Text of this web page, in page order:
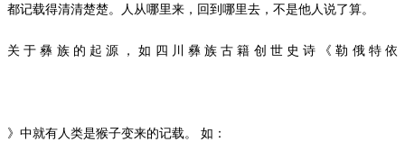
都记载得清清楚楚。人从哪里来，回到哪里去，不是他人说了算。
关于彝族的起源，如四川彝族古籍创世史诗《勒俄特依
》中就有人类是猴子变来的记载。 如：